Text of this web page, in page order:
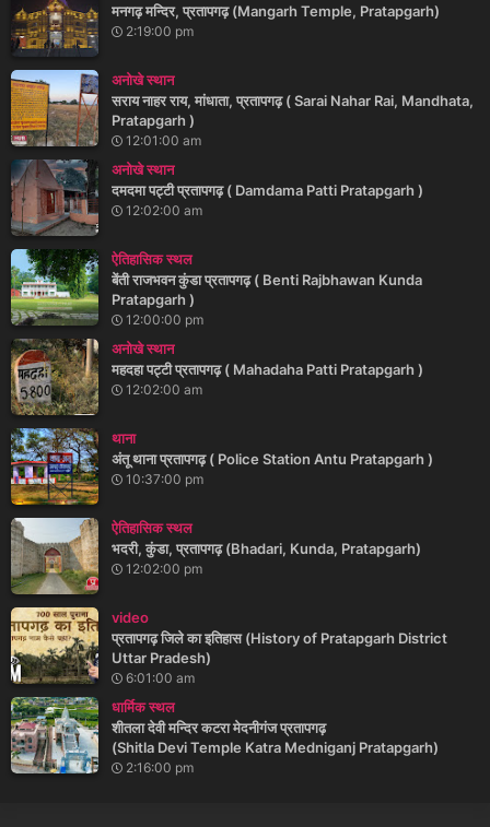
मनगढ़ मन्दिर, प्रतापगढ़ (Mangarh Temple, Pratapgarh)
2:19:00 pm
अनोखे स्थान
सराय नाहर राय, मांधाता, प्रतापगढ़ ( Sarai Nahar Rai, Mandhata,
Pratapgarh )
12:01:00 am
अनोखे स्थान
दमदमा पट्टी प्रतापगढ़ ( Damdama Patti Pratapgarh )
12:02:00 am
ऐतिहासिक स्थल
बेंती राजभवन कुंडा प्रतापगढ़ ( Benti Rajbhawan Kunda
Pratapgarh )
12:00:00 pm
अनोखे स्थान
महदहा पट्टी प्रतापगढ़ ( Mahadaha Patti Pratapgarh )
12:02:00 am
थाना
अंतू थाना प्रतापगढ़ ( Police Station Antu Pratapgarh )
10:37:00 pm
ऐतिहासिक स्थल
भदरी, कुंडा, प्रतापगढ़ (Bhadari, Kunda, Pratapgarh)
12:02:00 pm
video
प्रतापगढ़ जिले का इतिहास (History of Pratapgarh District
Uttar Pradesh)
6:01:00 am
धार्मिक स्थल
शीतला देवी मन्दिर कटरा मेदनीगंज प्रतापगढ़
(Shitla Devi Temple Katra Medniganj Pratapgarh)
2:16:00 pm